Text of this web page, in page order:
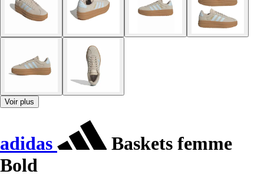
Voir plus
adidas
Baskets femme
Bold